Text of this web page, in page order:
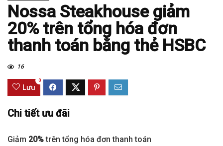
Nossa Steakhouse giảm
20% trên tổng hóa đơn
thanh toán bằng thẻ HSBC
16
Lưu
0
Chi tiết ưu đãi
Giảm 20%trên tổng hóa đơn thanh toán